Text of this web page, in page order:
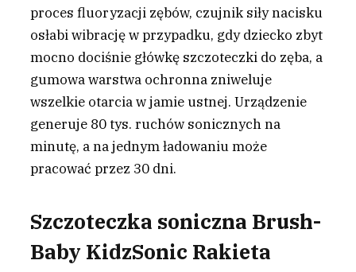
proces fluoryzacji zębów, czujnik siły nacisku
osłabi wibrację w przypadku, gdy dziecko zbyt
mocno dociśnie główkę szczoteczki do zęba, a
gumowa warstwa ochronna zniweluje
wszelkie otarcia w jamie ustnej. Urządzenie
generuje 80 tys. ruchów sonicznych na
minutę, a na jednym ładowaniu może
pracować przez 30 dni.
Szczoteczka soniczna Brush-
Baby KidzSonic Rakieta